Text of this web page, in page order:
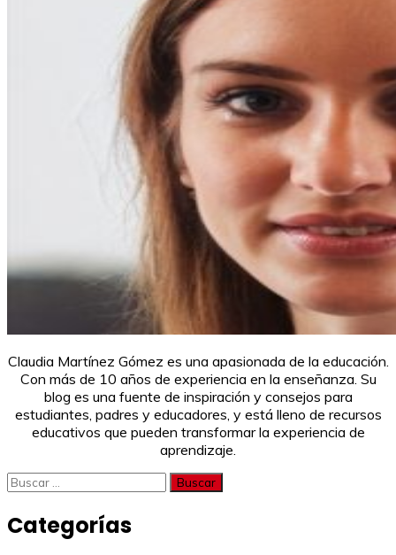
Claudia Martínez Gómez es una apasionada de la educación.
Con más de 10 años de experiencia en la enseñanza. Su
blog es una fuente de inspiración y consejos para
estudiantes, padres y educadores, y está lleno de recursos
educativos que pueden transformar la experiencia de
aprendizaje.
Buscar:
Categorías